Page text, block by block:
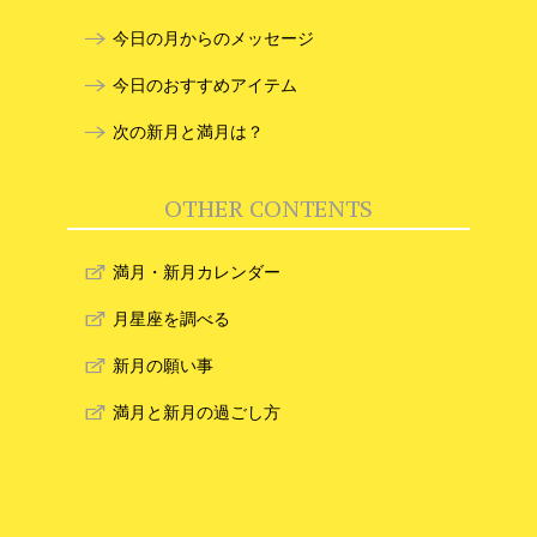
今日の月からのメッセージ
今日のおすすめアイテム
次の新月と満月は？
OTHER CONTENTS
満月・新月カレンダー
月星座を調べる
新月の願い事
満月と新月の過ごし方